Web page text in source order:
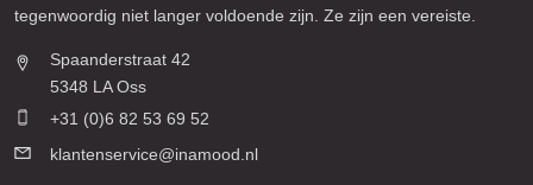
tegenwoordig niet langer voldoende zijn. Ze zijn een vereiste.
Spaanderstraat 42
5348 LA Oss
+31 (0)6 82 53 69 52
klantenservice@inamood.nl